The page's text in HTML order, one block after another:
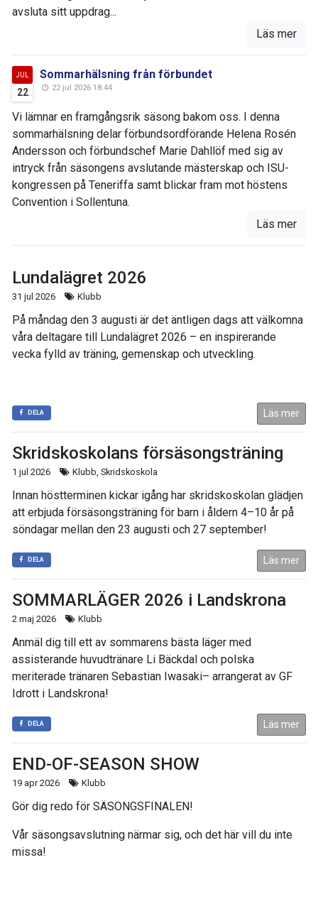
avsluta sitt uppdrag...
Läs mer
JUL
22
Sommarhälsning från förbundet
22 jul 2026 18:44
Vi lämnar en framgångsrik säsong bakom oss. I denna
sommarhälsning delar förbundsordförande Helena Rosén
Andersson och förbundschef Marie Dahllöf med sig av
intryck från säsongens avslutande mästerskap och ISU-
kongressen på Teneriffa samt blickar fram mot höstens
Convention i Sollentuna.
Läs mer
Lundalägret 2026
31 jul 2026 Klubb
På måndag den 3 augusti är det äntligen dags att välkomna
våra deltagare till Lundalägret 2026 – en inspirerande
vecka fylld av träning, gemenskap och utveckling.
DELA Läs mer
Skridskoskolans försäsongsträning
1 jul 2026 Klubb, Skridskoskola
Innan höstterminen kickar igång har skridskoskolan glädjen
att erbjuda försäsongsträning för barn i åldern 4–10 år på
söndagar mellan den 23 augusti och 27 september!
DELA Läs mer
SOMMARLÄGER 2026 i Landskrona
2 maj 2026 Klubb
Anmäl dig till ett av sommarens bästa läger med
assisterande huvudtränare Li Bäckdal och polska
meriterade tränaren Sebastian Iwasaki– arrangerat av GF
Idrott i Landskrona!
DELA Läs mer
END-OF-SEASON SHOW
19 apr 2026 Klubb
Gör dig redo för SÄSONGSFINALEN!
Vår säsongsavslutning närmar sig, och det här vill du inte
missa!